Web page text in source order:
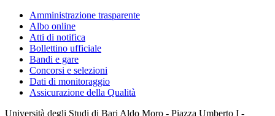
Amministrazione trasparente
Albo online
Atti di notifica
Bollettino ufficiale
Bandi e gare
Concorsi e selezioni
Dati di monitoraggio
Assicurazione della Qualità
Università degli Studi di Bari Aldo Moro - Piazza Umberto I -